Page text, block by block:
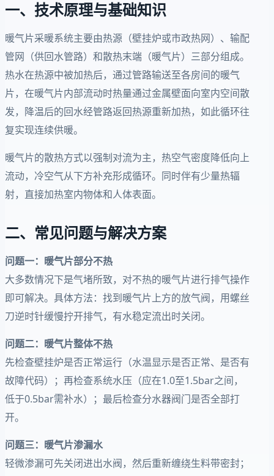
一、技术原理与基础知识
暖气片采暖系统主要由热源（壁挂炉或市政热网）、输配
管网（供回水管路）和散热末端（暖气片）三部分组成。
热水在热源中被加热后，通过管路输送至各房间的暖气
片，在暖气片内部流动时热量通过金属壁面向室内空间散
发，降温后的回水经管路返回热源重新加热，如此循环往
复实现连续供暖。
暖气片的散热方式以强制对流为主，热空气密度降低向上
流动，冷空气从下方补充形成循环。同时伴有少量热辐
射，直接加热室内物体和人体表面。
二、常见问题与解决方案
问题一：暖气片部分不热
大多数情况下是气堵所致，对不热的暖气片进行排气操作
即可解决。具体方法：找到暖气片上方的放气阀，用螺丝
刀逆时针缓慢拧开排气，有水稳定流出时关闭。
问题二：暖气片整体不热
先检查壁挂炉是否正常运行（水温显示是否正常、是否有
故障代码）；再检查系统水压（应在1.0至1.5bar之间，
低于0.5bar需补水）；最后检查分水器阀门是否全部打
开。
问题三：暖气片渗漏水
轻微渗漏可先关闭进出水阀，然后重新缠绕生料带密封；